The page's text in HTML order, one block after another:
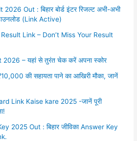
Out : बिहार बोर्ड इंटर रिजल्ट अभी-अभी
(Link Active)
Link – Don’t Miss Your Result
– यहां से तुरंत चेक करें अपना स्कोर
की सहायता पाने का आखिरी मौका, जानें
Link Kaise kare 2025 -जानें पूरी
2025 Out : बिहार जीविका Answer Key